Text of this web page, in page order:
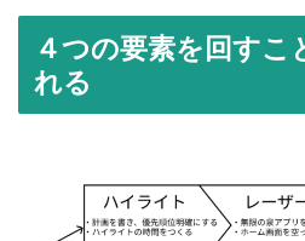
４つの要素を回すこ
れる